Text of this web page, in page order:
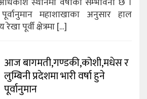
महाशाखाका अनुसार हाल
पूर्वी क्षेत्रमा […]
आज बागमती,गण्डकी,कोशी,मधेस र
लुम्बिनी प्रदेशमा भारी वर्षा हुने
पूर्वानुमान